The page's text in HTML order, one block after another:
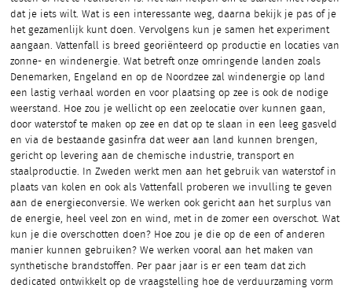
dat je iets wilt. Wat is een interessante weg, daarna bekijk je pas of je
het gezamenlijk kunt doen. Vervolgens kun je samen het experiment
aangaan. Vattenfall is breed georiënteerd op productie en locaties van
zonne- en windenergie. Wat betreft onze omringende landen zoals
Denemarken, Engeland en op de Noordzee zal windenergie op land
een lastig verhaal worden en voor plaatsing op zee is ook de nodige
weerstand. Hoe zou je wellicht op een zeelocatie over kunnen gaan,
door waterstof te maken op zee en dat op te slaan in een leeg gasveld
en via de bestaande gasinfra dat weer aan land kunnen brengen,
gericht op levering aan de chemische industrie, transport en
staalproductie. In Zweden werkt men aan het gebruik van waterstof in
plaats van kolen en ook als Vattenfall proberen we invulling te geven
aan de energieconversie. We werken ook gericht aan het surplus van
de energie, heel veel zon en wind, met in de zomer een overschot. Wat
kun je die overschotten doen? Hoe zou je die op de een of anderen
manier kunnen gebruiken? We werken vooral aan het maken van
synthetische brandstoffen. Per paar jaar is er een team dat zich
dedicated ontwikkelt op de vraagstelling hoe de verduurzaming vorm